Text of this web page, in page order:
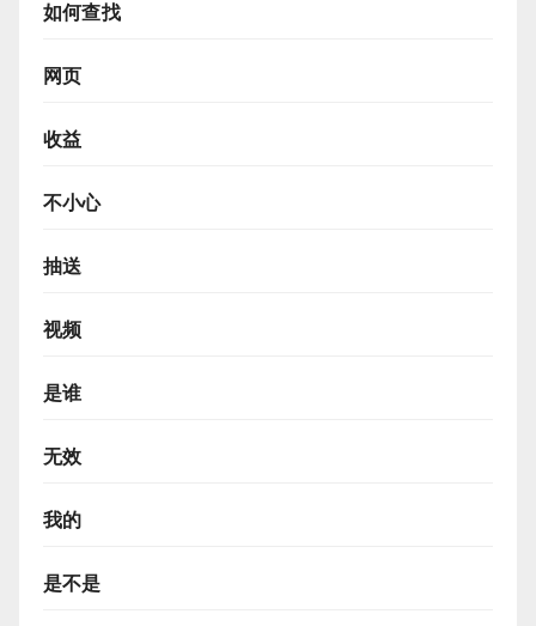
如何查找
网页
收益
不小心
抽送
视频
是谁
无效
我的
是不是